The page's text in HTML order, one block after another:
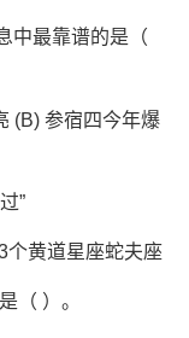
中最靠谱的是（
(B) 参宿四今年爆
”
个黄道星座蛇夫座
（ ）。